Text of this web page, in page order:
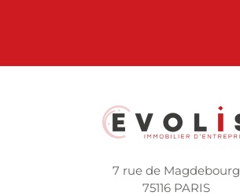
7 rue de Magdebourg
75116 PARIS